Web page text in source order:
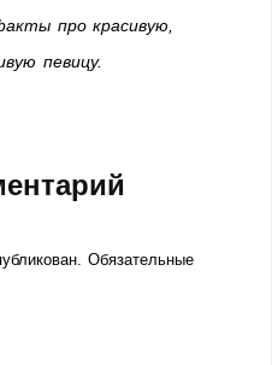
про красивую,
певицу.
Обязательные